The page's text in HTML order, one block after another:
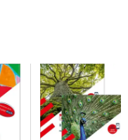
des eigenen
Inhalte präzise